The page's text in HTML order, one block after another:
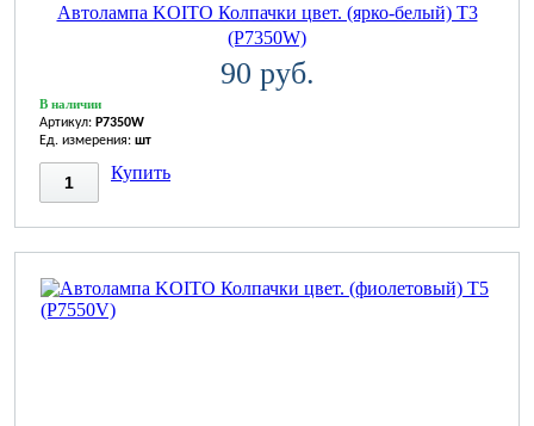
Автолампа KOITO Колпачки цвет. (ярко-белый) T3
(P7350W)
90 руб.
В наличии
Артикул: P7350W
Ед. измерения: шт
Купить